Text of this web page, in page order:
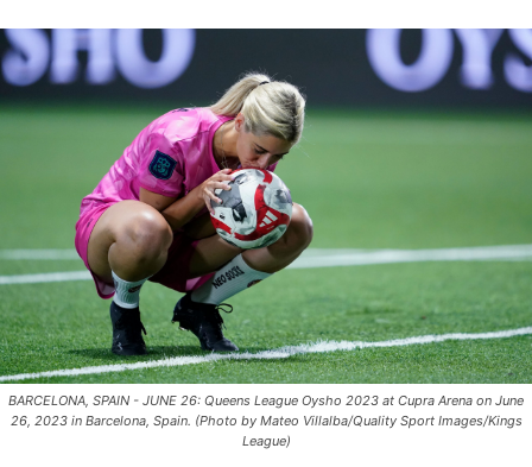
BARCELONA, SPAIN - JUNE 26: Queens League Oysho 2023 at Cupra Arena on June
26, 2023 in Barcelona, Spain. (Photo by Mateo Villalba/Quality Sport Images/Kings
League)